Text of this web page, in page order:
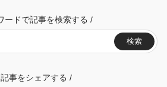
ードで記事を検索する /
検索
記事をシェアする /